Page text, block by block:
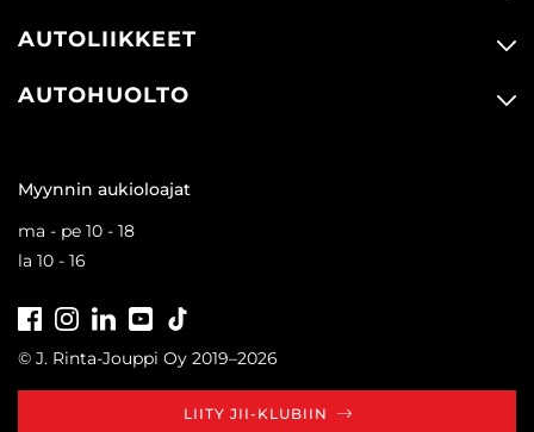
AUTOLIIKKEET
AUTOHUOLTO
Myynnin aukioloajat
ma - pe 10 - 18
la 10 - 16
FacebookInstagramLinkedInYoutube
© J. Rinta-Jouppi Oy 2019–2026
LIITY JII-KLUBIIN